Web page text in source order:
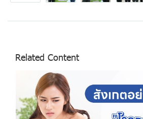
Related Content